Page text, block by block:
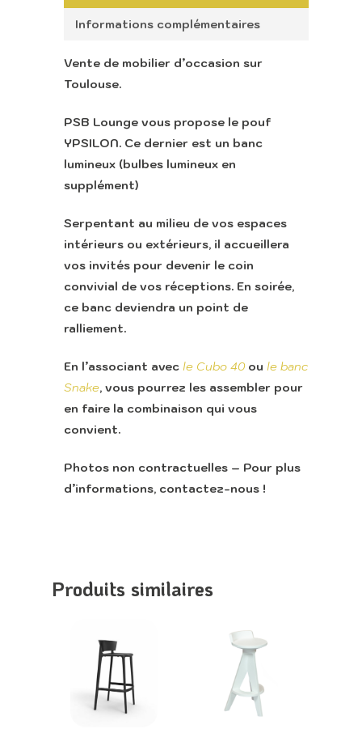
Informations complémentaires
Vente de mobilier d’occasion sur
Toulouse.
PSB Lounge vous propose le pouf
YPSILON. Ce dernier est un banc
lumineux (bulbes lumineux en
supplément)
Serpentant au milieu de vos espaces
intérieurs ou extérieurs, il accueillera
vos invités pour devenir le coin
convivial de vos réceptions. En soirée,
ce banc deviendra un point de
ralliement.
En l’associant avec le Cubo 40 ou le banc
Snake, vous pourrez les assembler pour
en faire la combinaison qui vous
convient.
Photos non contractuelles – Pour plus
d’informations, contactez-nous !
Produits similaires
Accueil
Retour vers le site
Appeler